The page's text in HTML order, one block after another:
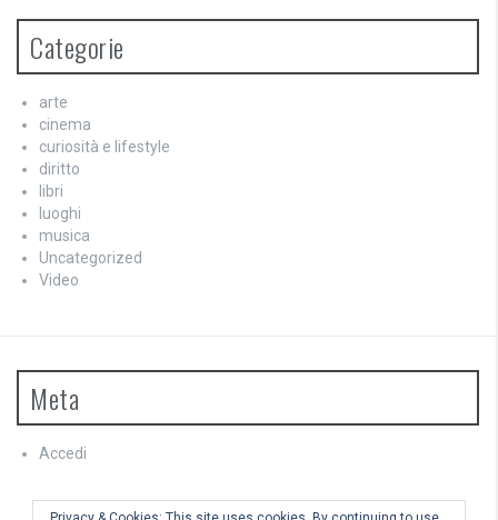
Categorie
arte
cinema
curiosità e lifestyle
diritto
libri
luoghi
musica
Uncategorized
Video
Meta
Accedi
Feed dei commenti